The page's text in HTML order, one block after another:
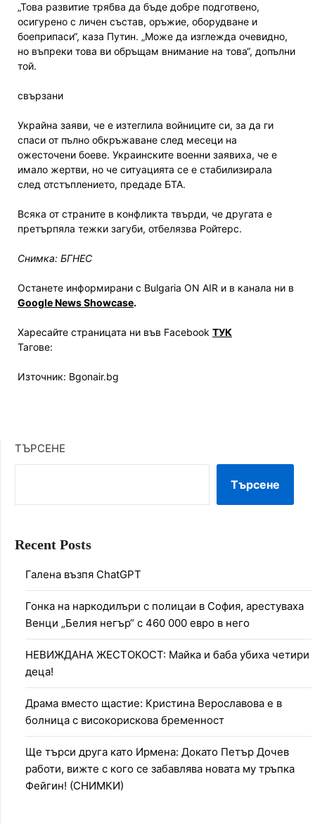
„Това развитие трябва да бъде добре подготвено,
осигурено с личен състав, оръжие, оборудване и
боеприпаси“, каза Путин. „Може да изглежда очевидно,
но въпреки това ви обръщам внимание на това“, допълни
той.
свързани
Украйна заяви, че е изтеглила войниците си, за да ги
спаси от пълно обкръжаване след месеци на
ожесточени боеве. Украинските военни заявиха, че е
имало жертви, но че ситуацията се е стабилизирала
след отстъплението, предаде БТА.
Всяка от страните в конфликта твърди, че другата е
претърпяла тежки загуби, отбелязва Ройтерс.
Снимка: БГНЕС
Останете информирани с Bulgaria ON AIR и в канала ни в
Google News Showcase.
Харесайте страницата ни във Facebook ТУК
Тагове:
Източник: Bgonair.bg
ТЪРСЕНЕ
Търсене
Recent Posts
Галена възпя ChatGPT
Гонка на наркодилъри с полицаи в София, арестуваха
Венци „Белия негър“ с 460 000 евро в него
НЕВИЖДАНА ЖЕСТОКОСТ: Майка и баба убиха четири
деца!
Драма вместо щастие: Кристина Верославова е в
болница с високорискова бременност
Ще търси друга като Ирмена: Докато Петър Дочев
работи, вижте с кого се забавлява новата му тръпка
Фейгин! (СНИМКИ)